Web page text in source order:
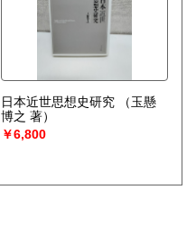
日本近世思想史研究
（玉懸
博之 著）
￥6,800